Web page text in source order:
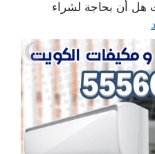
هل أن بحاجة لشراء